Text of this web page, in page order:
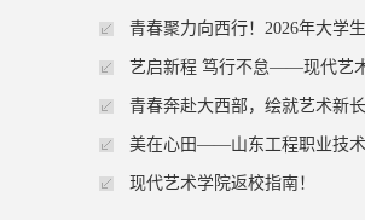
青春聚力向西行！2026年大学
艺启新程 笃行不怠——现代艺
青春奔赴大西部，绘就艺术新
美在心田——山东工程职业技术
现代艺术学院返校指南！